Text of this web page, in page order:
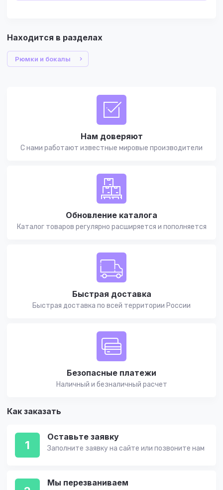
Находится в разделах
Рюмки и бокалы
Нам доверяют
С нами работают известные мировые производители
Обновление каталога
Каталог товаров регулярно расширяется и пополняется
Быстрая доставка
Быстрая доставка по всей территории России
Безопасные платежи
Наличный и безналичный расчет
Как заказать
1
Оставьте заявку
Заполните заявку на сайте или позвоните нам
Мы перезваниваем